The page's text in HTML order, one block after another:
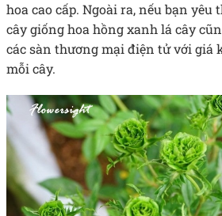
hoa cao cấp. Ngoài ra, nếu bạn yêu
cây giống hoa hồng xanh lá cây
các sàn thương mại điện tử với giá
mỗi cây.